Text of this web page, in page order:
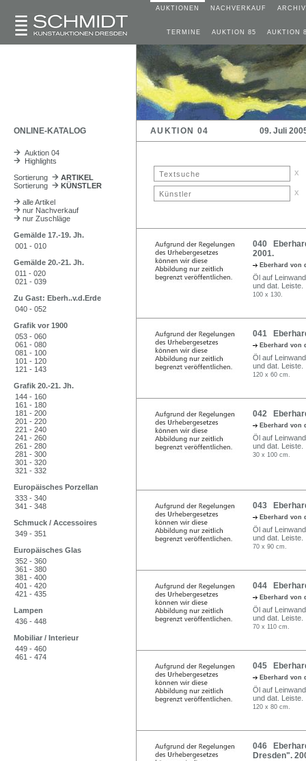
AUKTIONEN NACHVERKAUF ARCHIV
TERMINE AUKTION 85 AUKTION
ONLINE-KATALOG AUKTION 04 09. Juli
Auktion 04
Highlights
Sortierung
ARTIKEL
Sortierung
KÜNSTLER
alle Artikel
nur Nachverkauf
nur Zuschläge
Gemälde 17.-19. Jh.
001 - 010
Gemälde 20.-21. Jh.
011 - 020
021 - 039
Zu Gast: Eberh..v.d.Erde
040 - 052
Grafik vor 1900
053 - 060
061 - 080
081 - 100
101 - 120
121 - 143
Grafik 20.-21. Jh.
144 - 160
161 - 180
181 - 200
201 - 220
221 - 240
241 - 260
261 - 280
281 - 300
301 - 320
321 - 332
Europäisches Porzellan
333 - 340
341 - 348
Schmuck / Accessoires
349 - 351
Europäisches Glas
352 - 360
361 - 380
381 - 400
401 - 420
421 - 435
Lampen
436 - 448
Mobiliar / Interieur
449 - 460
461 - 474
x
x
040
2001.
Eberhard von
Öl auf
und dat. Leiste.
100 x 130.
041
Eberhard von
Öl auf
und dat. Leiste.
120 x 60 cm.
042
Eberhard von
Öl auf
und dat. Leiste.
30 x 100 cm.
043
Eberhard von
Öl auf
und dat. Leiste.
70 x 90 cm.
044
Eberhard von
Öl auf
und dat. Leiste.
70 x 110 cm.
045
Eberhard von
Öl auf
und dat. Leiste.
120 x 80 cm.
046
Dresden".